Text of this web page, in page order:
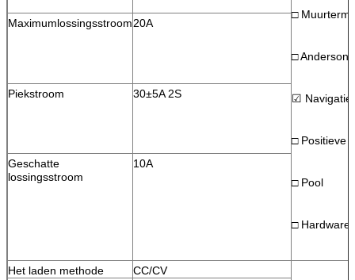
□
□ Anderson
☑
□ Positieve
□ Pool
□
Maximumlossingsstroom20A
Piekstroom 30±5A 2S
Geschatte
lossingsstroom
10A
Het laden methode
CC/CV